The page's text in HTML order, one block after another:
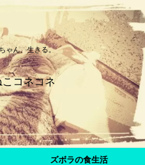
ゃん、生きる。
こコネコネ
ズボラの食生活